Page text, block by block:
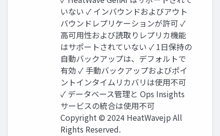
いない ✓ インバウンドおよびアウト
バウンドレプリケーションが許可 ✓
高可用性および読取りレプリカ機能
はサポートされていない ✓ 1日保持の
自動バックアップは、デフォルトで
有効 ✓ 手動バックアップおよびポイ
ントインタイムリカバリは使用不可
✓ データベース管理と Ops Insights
サービスの統合は使用不可
Copyright © 2024 HeatWavejp All
Rights Reserved.